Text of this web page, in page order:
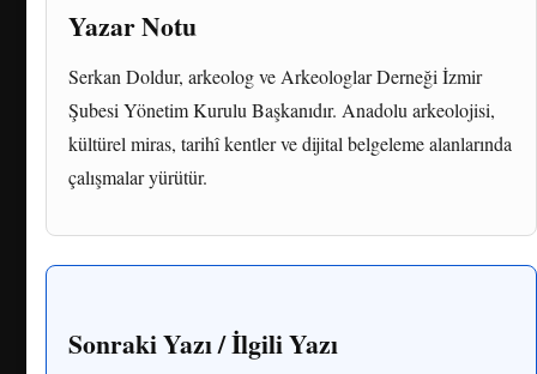
Yazar Notu
Serkan Doldur, arkeolog ve Arkeologlar Derneği İzmir
Şubesi Yönetim Kurulu Başkanıdır. Anadolu arkeolojisi,
kültürel miras, tarihî kentler ve dijital belgeleme alanlarında
çalışmalar yürütür.
Sonraki Yazı / İlgili Yazı